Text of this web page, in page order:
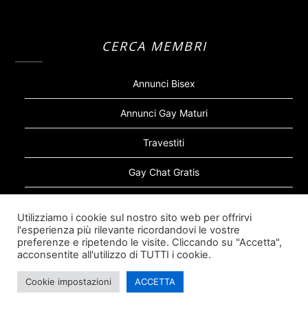
CERCA MEMBRI
Annunci Bisex
Annunci Gay Maturi
Travestiti
Gay Chat Gratis
Sugar Daddy Gay
©2026 Siti Incontri Gay
Utilizziamo i cookie sul nostro sito web per offrirvi
l'esperienza più rilevante ricordandovi le vostre
preferenze e ripetendo le visite. Cliccando su "Accetta",
acconsentite all'utilizzo di TUTTI i cookie.
Cookie impostazioni ACCETTA